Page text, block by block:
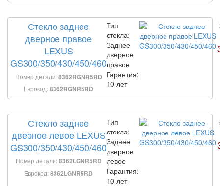
Стекло заднее
дверное правое
LEXUS
GS300/350/430/450/460
Номер детали:8362RGNR5RD
Еврокод:8362RGNR5RD
Тип
стекла:
Заднее
дверное
правое
Гарантия:
10 лет
Стекло заднее
дверное левое LEXUS
GS300/350/430/450/460
Номер детали:8362LGNR5RD
Еврокод:8362LGNR5RD
Тип
стекла:
Заднее
дверное
левое
Гарантия:
10 лет